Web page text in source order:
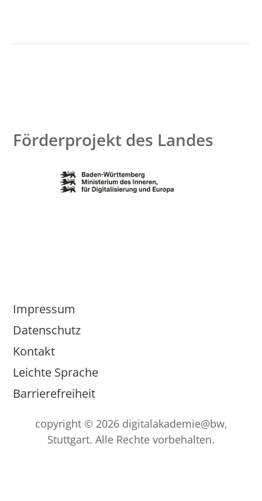
Förderprojekt des Landes
Impressum
Datenschutz
Kontakt
Leichte Sprache
Barrierefreiheit
copyright © 2026 digitalakademie@bw,
Stuttgart. Alle Rechte vorbehalten.